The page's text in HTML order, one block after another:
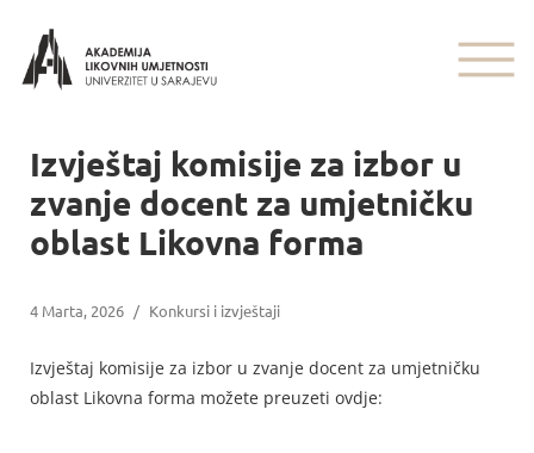
Izvještaj komisije za izbor u
zvanje docent za umjetničku
oblast Likovna forma
4 Marta, 2026 / Konkursi i izvještaji
Izvještaj komisije za izbor u zvanje docent za umjetničku
oblast Likovna forma možete preuzeti ovdje: